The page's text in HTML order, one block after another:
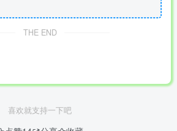
THE END
喜欢就支持一下吧